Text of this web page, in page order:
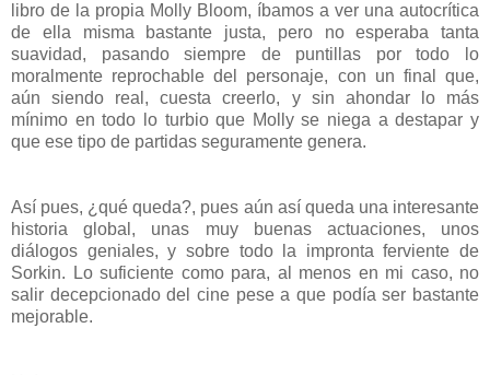
libro de la propia Molly Bloom, íbamos a ver una autocrítica
de ella misma bastante justa, pero no esperaba tanta
suavidad, pasando siempre de puntillas por todo lo
moralmente reprochable del personaje, con un final que,
aún siendo real, cuesta creerlo, y sin ahondar lo más
mínimo en todo lo turbio que Molly se niega a destapar y
que ese tipo de partidas seguramente genera.
Así pues, ¿qué queda?, pues aún así queda una interesante
historia global, unas muy buenas actuaciones, unos
diálogos geniales, y sobre todo la impronta ferviente de
Sorkin. Lo suficiente como para, al menos en mi caso, no
salir decepcionado del cine pese a que podía ser bastante
mejorable.